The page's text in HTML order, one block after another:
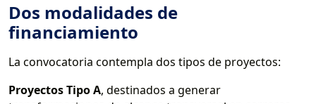
Dos modalidades de
financiamiento
La convocatoria contempla dos tipos de proyectos:
Proyectos Tipo A, destinados a generar